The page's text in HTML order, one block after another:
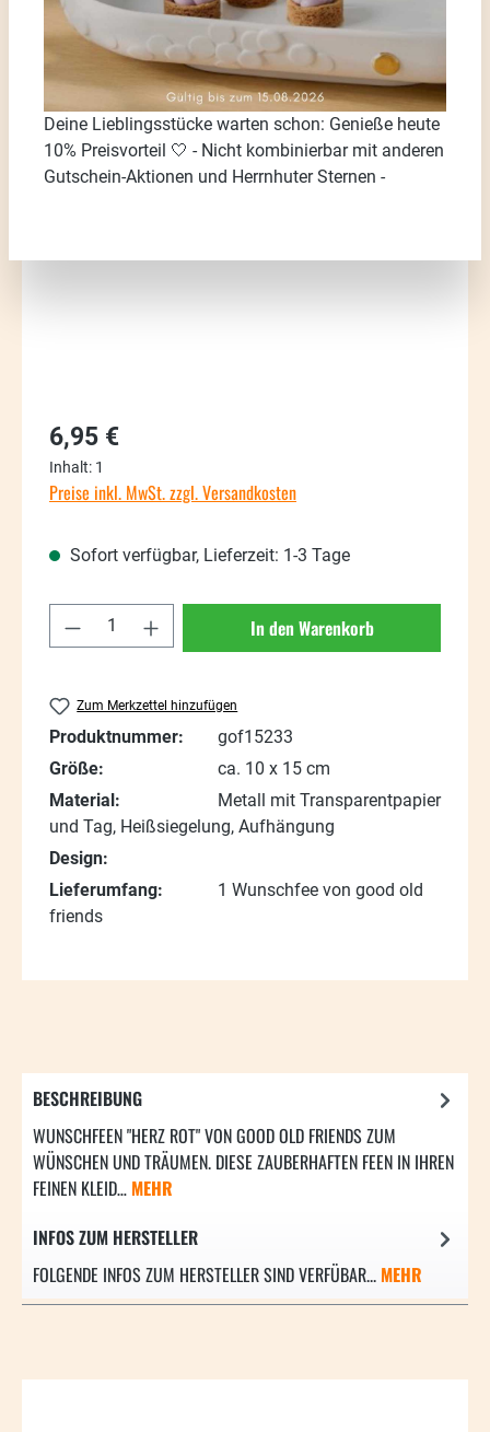
Bildergalerie überspringen
Regulärer Preis:
6,95 €
Inhalt: 1
Preise inkl. MwSt. zzgl. Versandkosten
Sofort verfügbar, Lieferzeit: 1-3 Tage
Produkt Anzahl: Gib den gewünschten
In den Warenkorb
Zum Merkzettel hinzufügen
Produktnummer:
gof15233
Größe:
ca. 10 x 15 cm
Material:
Metall mit Transparentpapier
und Tag, Heißsiegelung, Aufhängung
Design:
Lieferumfang:
1 Wunschfee von good old
friends
BESCHREIBUNG
WUNSCHFEEN "HERZ ROT" VON GOOD OLD FRIENDS ZUM
WÜNSCHEN UND TRÄUMEN. DIESE ZAUBERHAFTEN FEEN IN IHREN
FEINEN KLEID… MEHR
INFOS ZUM HERSTELLER
FOLGENDE INFOS ZUM HERSTELLER SIND VERFÜBAR... MEHR
Deine Lieblingsstücke warten schon: Genieße heute
10% Preisvorteil 🤍 - Nicht kombinierbar mit anderen
Gutschein-Aktionen und Herrnhuter Sternen -